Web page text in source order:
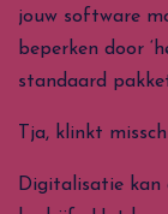
jouw software
beperken door
standaard
Tja, klinkt
Digitalisatie kan